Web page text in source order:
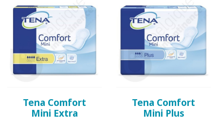
Tena Comfort
Mini Extra
Tena Comfort
Mini Plus